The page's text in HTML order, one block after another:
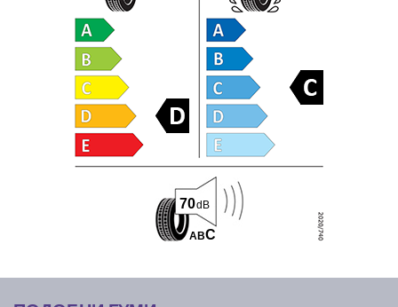
ABC
70dB